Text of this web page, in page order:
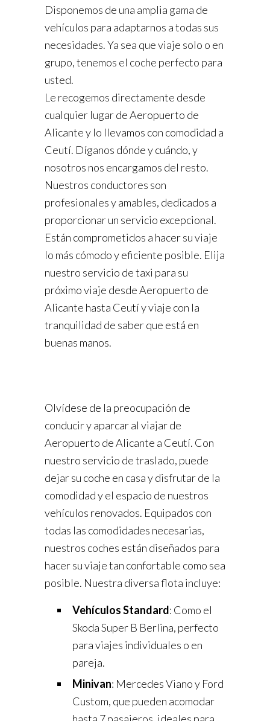
Disponemos de una amplia gama de
vehículos para adaptarnos a todas sus
necesidades. Ya sea que viaje solo o en
grupo, tenemos el coche perfecto para
usted.
Le recogemos directamente desde
cualquier lugar de Aeropuerto de
Alicante y lo llevamos con comodidad a
Ceutí. Díganos dónde y cuándo, y
nosotros nos encargamos del resto.
Nuestros conductores son
profesionales y amables, dedicados a
proporcionar un servicio excepcional.
Están comprometidos a hacer su viaje
lo más cómodo y eficiente posible. Elija
nuestro servicio de taxi para su
próximo viaje desde Aeropuerto de
Alicante hasta Ceutí y viaje con la
tranquilidad de saber que está en
buenas manos.
Olvídese de la preocupación de
conducir y aparcar al viajar de
Aeropuerto de Alicante a Ceutí. Con
nuestro servicio de traslado, puede
dejar su coche en casa y disfrutar de la
comodidad y el espacio de nuestros
vehículos renovados. Equipados con
todas las comodidades necesarias,
nuestros coches están diseñados para
hacer su viaje tan confortable como sea
posible. Nuestra diversa flota incluye:
Vehículos Standard: Como el
Skoda Super B Berlina, perfecto
para viajes individuales o en
pareja.
Minivan: Mercedes Viano y Ford
Custom, que pueden acomodar